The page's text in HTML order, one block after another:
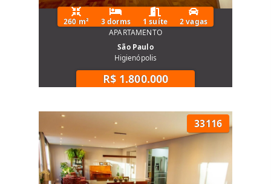
260 m² 3 dorms 1 suíte
2 vagas
APARTAMENTO
São Paulo
Higienópolis
R$ 1.800.000
33116